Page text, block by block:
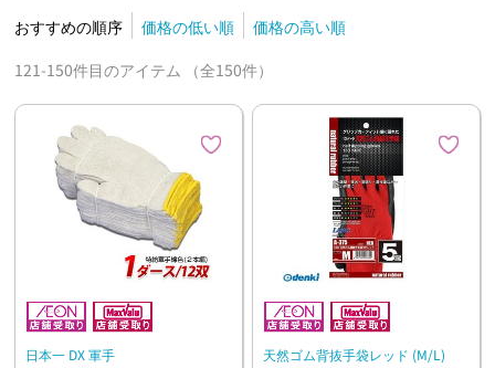
おすすめの順序 価格の低い順
価格の高い順
121-150件目のアイテム （全150件）
日本一 DX 軍手 天然ゴム背抜手袋レッド (M/L)